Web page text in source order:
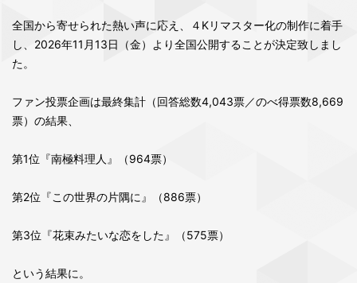
全国から寄せられた熱い声に応え、４Kリマスター化の制作に着手
し、2026年11⽉13⽇（⾦）より全国公開することが決定致しまし
た。
ファン投票企画は最終集計（回答総数4,043票／のべ得票数8,669
票）の結果、
第1位『南極料理人』（964票）
第2位『この世界の片隅に』（886票）
第3位『花束みたいな恋をした』（575票）
という結果に。